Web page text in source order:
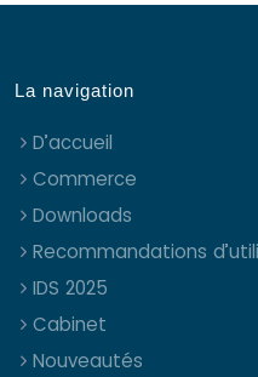
La navigation
D’accueil
Commerce
Downloads
Recommandations
IDS 2025
Cabinet
Nouveautés